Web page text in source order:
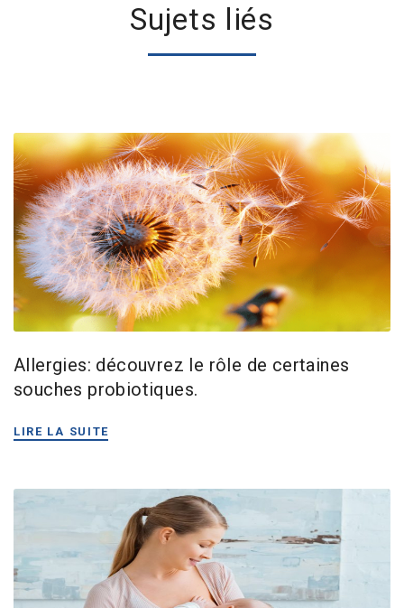
Sujets liés
Allergies: découvrez le rôle de certaines
souches probiotiques.
LIRE LA SUITE